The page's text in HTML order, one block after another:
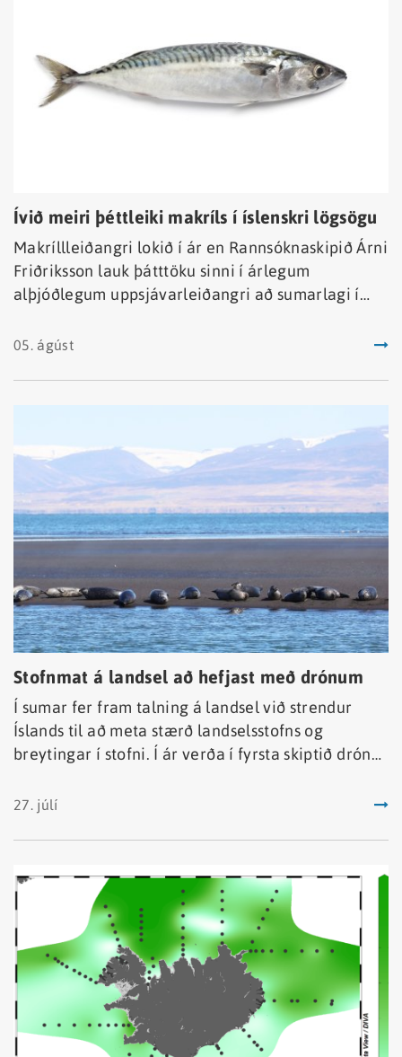
Ívið meiri þéttleiki makríls í íslenskri lögsögu
Makríllleiðangri lokið í ár en Rannsóknaskipið Árni
Friðriksson lauk þátttöku sinni í árlegum
alþjóðlegum uppsjávarleiðangri að sumarlagi í
05. ágúst
Stofnmat á landsel að hefjast með drónum
Í sumar fer fram talning á landsel við strendur
Íslands til að meta stærð landselsstofns og
breytingar í stofni. Í ár verða í fyrsta skiptið drónar
flugvél.
27. júlí